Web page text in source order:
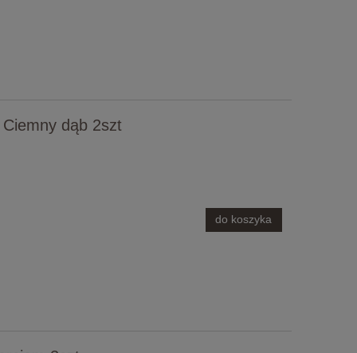
dąb 2szt
do koszyka